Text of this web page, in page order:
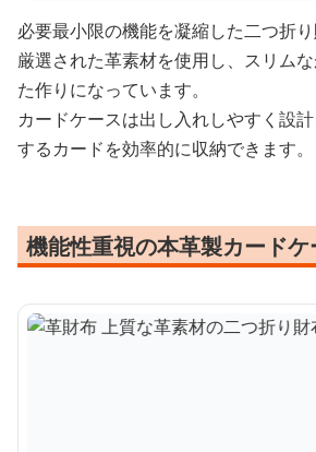
必要最小限の機能を凝縮した二つ折り
厳選された革素材を使用し、スリム
た作りになっています。
カードケースは出し入れしやすく設
するカードを効率的に収納できます。
機能性重視の本革製カード